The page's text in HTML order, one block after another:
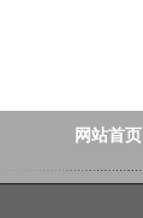
网站首页